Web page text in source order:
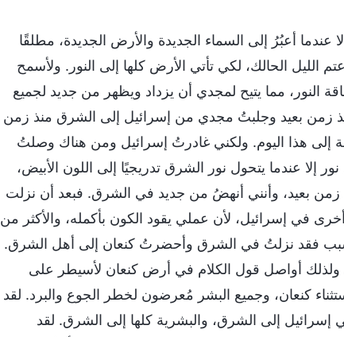
أعبُرُ إلى السماء الجديدة والأرض الجديدة، مطلقًا
الليل الحالك، لكي تأتي الأرض كلها إلى النور. ولأسمح
النور، مما يتيح لمجدي أن يزداد ويظهر من جديد لجميع
منذ زمن بعيد وجلبتُ مجدي من إسرائيل إلى الشرق منذ زمن
هذا اليوم. ولكني غادرتُ إسرائيل ومن هناك وصلتُ
إلا عندما يتحول نور الشرق تدريجيًا إلى اللون الأبيض،
بعيد، وأنني أنهضُ من جديد في الشرق. فبعد أن نزلت
في إسرائيل، لأن عملي يقود الكون بأكمله، والأكثر من
فقد نزلتُ في الشرق وأحضرتُ كنعان إلى أهل الشرق.
أواصل قول الكلام في أرض كنعان لأسيطر على
كنعان، وجميع البشر مُعرضون لخطر الجوع والبرد. لقد
إلى الشرق، والبشرية كلها إلى الشرق. لقد